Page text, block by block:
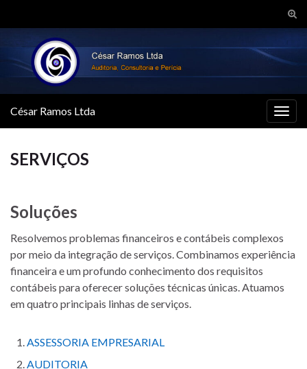
de
César Ramos Ltda
SERVIÇOS
Soluções
Resolvemos problemas financeiros e contábeis complexos
por meio da integração de serviços. Combinamos experiência
financeira e um profundo conhecimento dos requisitos
contábeis para oferecer soluções técnicas únicas. Atuamos
em quatro principais linhas de serviços.
ASSESSORIA EMPRESARIAL
AUDITORIA